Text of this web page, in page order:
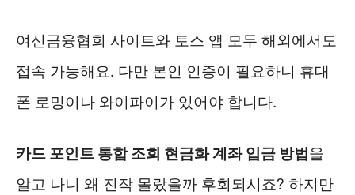
여신금융협회 사이트와 토스 앱 모두 해외에서도
접속 가능해요. 다만 본인 인증이 필요하니 휴대
폰 로밍이나 와이파이가 있어야 합니다.
카드 포인트 통합 조회 현금화 계좌 입금 방법 을
알고 나니 왜 진작 몰랐을까 후회되시죠? 하지만